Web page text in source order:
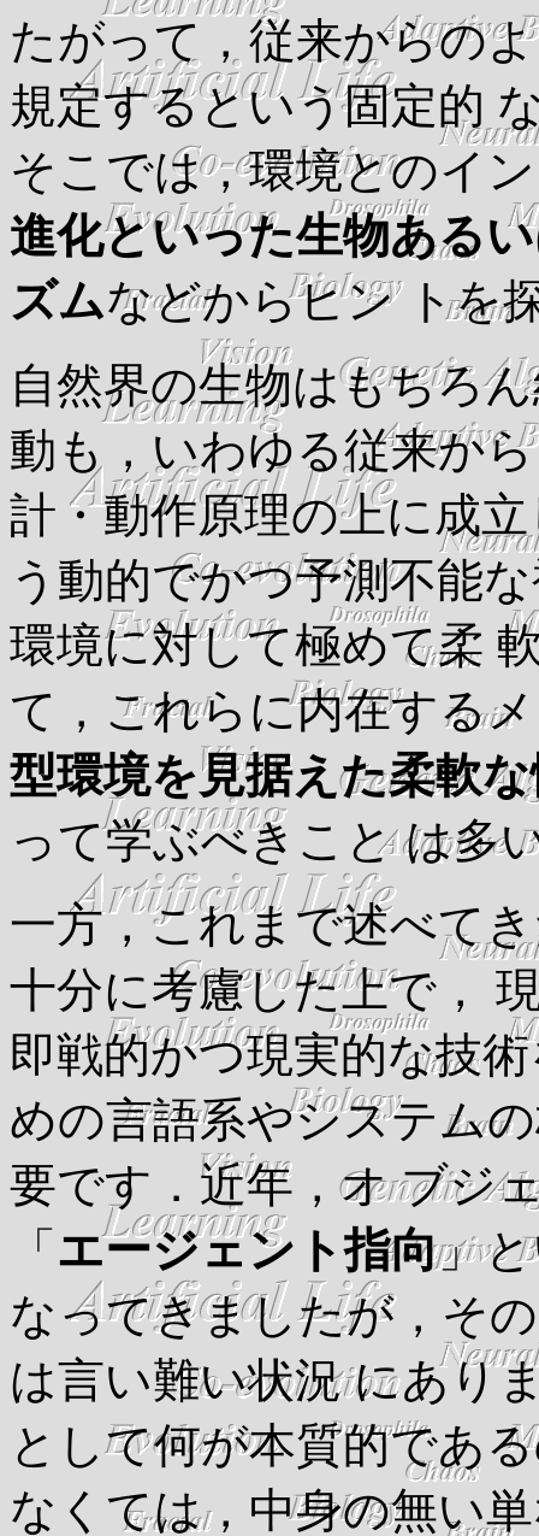
たがって，従来からの
規定するという固定的
そこでは，環境とのイ
進化といった生物ある
ズムなどからヒン トを
自然界の生物はもちろ
動も，いわゆる従来か
計・動作原理の上に成
う動的でかつ予測不能
環境に対して極めて柔
て，これらに内在する
型環境を見据えた柔軟
って学ぶべきこと は多
一方，これまで述べて
十分に考慮した上で，
即戦的かつ現実的な技
めの言語系やシステム
要です．近年，オ ブジ
「 エージェント指向」
なってきましたが，そ
は言い難い状況 にあり
として何が本質的であ
なくては，中身の無い